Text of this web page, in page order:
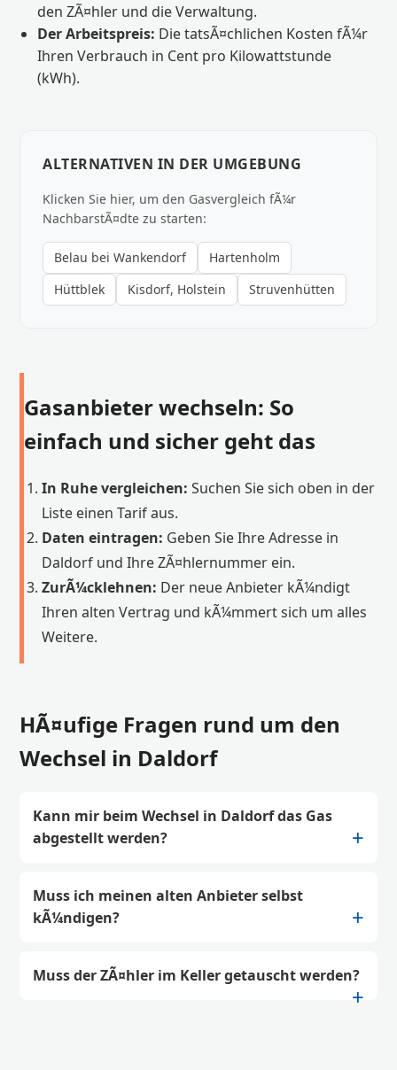
den ZÃ¤hler und die Verwaltung.
Der Arbeitspreis: Die tatsÃ¤chlichen Kosten fÃ¼r
Ihren Verbrauch in Cent pro Kilowattstunde
(kWh).
ALTERNATIVEN IN DER UMGEBUNG
Klicken Sie hier, um den Gasvergleich fÃ¼r
NachbarstÃ¤dte zu starten:
Belau bei Wankendorf
Hartenholm
Hüttblek
Kisdorf, Holstein Struvenhütten
Gasanbieter wechseln: So
einfach und sicher geht das
In Ruhe vergleichen: Suchen Sie sich oben in der
Liste einen Tarif aus.
Daten eintragen: Geben Sie Ihre Adresse in
Daldorf und Ihre ZÃ¤hlernummer ein.
ZurÃ¼cklehnen: Der neue Anbieter kÃ¼ndigt
Ihren alten Vertrag und kÃ¼mmert sich um alles
Weitere.
HÃ¤ufige Fragen rund um den
Wechsel in Daldorf
Kann mir beim Wechsel in Daldorf das Gas
abgestellt werden?
Muss ich meinen alten Anbieter selbst
kÃ¼ndigen?
Muss der ZÃ¤hler im Keller getauscht werden?